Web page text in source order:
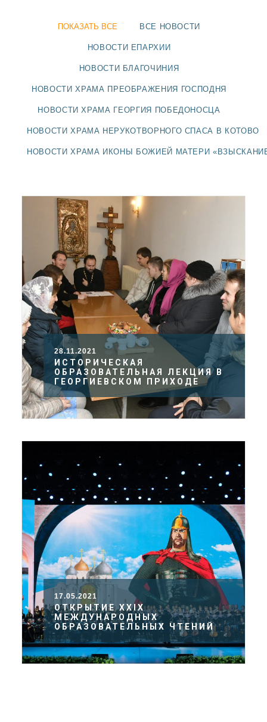
НОВОСТИ
ДОЛГОПРУДНЕНСКОЕ
БЛАГОЧИНИЕ
СЕРГИЕВО-ПОСАДСКОЙ
ЕПАРХИИ
ПОКАЗАТЬ ВСЕ ВСЕ НОВОСТИ
НОВОСТИ ЕПАРХИИ
НОВОСТИ БЛАГОЧИНИЯ
НОВОСТИ ХРАМА ПРЕОБРАЖЕНИЯ ГОСПОДНЯ
НОВОСТИ ХРАМА ГЕОРГИЯ ПОБЕДОНОСЦА
НОВОСТИ ХРАМА НЕРУКОТВОРНОГО СПАСА В КОТОВО
НОВОСТИ ХРАМА ИКОНЫ БОЖИЕЙ МАТЕРИ
28.11.2021
ИСТОРИЧЕСКАЯ
ОБРАЗОВАТЕЛЬНАЯ ЛЕКЦИЯ В
ГЕОРГИЕВСКОМ ПРИХОДЕ
17.05.2021
ОТКРЫТИЕ ХХIХ
МЕЖДУНАРОДНЫХ
ОБРАЗОВАТЕЛЬНЫХ ЧТЕНИЙ